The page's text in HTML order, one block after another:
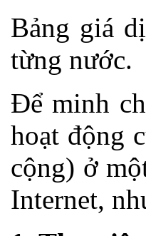
Bảng giá
từng nước.
Để minh
hoạt động
cộng) ở
Internet,